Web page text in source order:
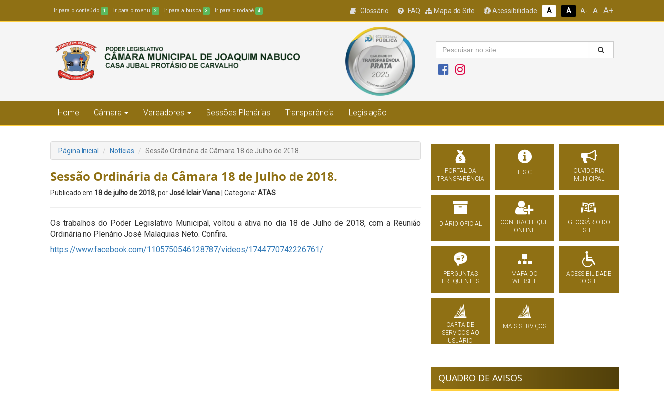
Ir para o conteúdo 1 Ir para o menu 2 Ir para a busca 3 Ir para o rodapé 4 Glossário FAQ Mapa do Site Acessibilidade A A A- A A+
Home Câmara Vereadores Sessões Plenárias Transparência Legislação
Página Inicial Notícias Sessão Ordinária da Câmara 18 de Julho de 2018.
Sessão Ordinária da Câmara 18 de Julho de 2018.
Publicado em 18 de julho de 2018, porJosé Iclair Viana | Categoria: ATAS
Os trabalhos do Poder Legislativo Municipal, voltou a ativa no dia 18 de Julho de 2018, com a Reunião
Ordinária no Plenário José Malaquias Neto. Confira.
https://www.facebook.com/1105750546128787/videos/1744770742226761/
PORTAL DA
TRANSPARÊNCIA
E-SIC
OUVIDORIA
MUNICIPAL
DIÁRIO OFICIAL
CONTRACHEQUE
ONLINE
GLOSSÁRIO DO
SITE
PERGUNTAS
FREQUENTES
MAPA DO
WEBSITE
ACESSIBILIDADE
DO SITE
CARTA DE
SERVIÇOS AO
USUÁRIO
MAIS SERVIÇOS
QUADRO DE AVISOS